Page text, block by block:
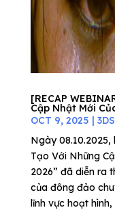
[RECAP
Cập Nhật Mới
OCT 9, 2025 |
Ngày
Tạo Với Những
2026” đã diễn ra
của đông đảo
lĩnh vực hoạt